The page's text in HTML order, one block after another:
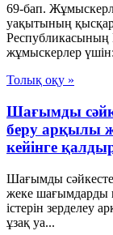
69-бап.
уақытының
Республикасының
жұмыскерлер
Толық оқу »
Шағымды
беру арқылы
кейінге
Шағымды
жеке шағымдарды
істерін зерделеу
ұзақ уа...